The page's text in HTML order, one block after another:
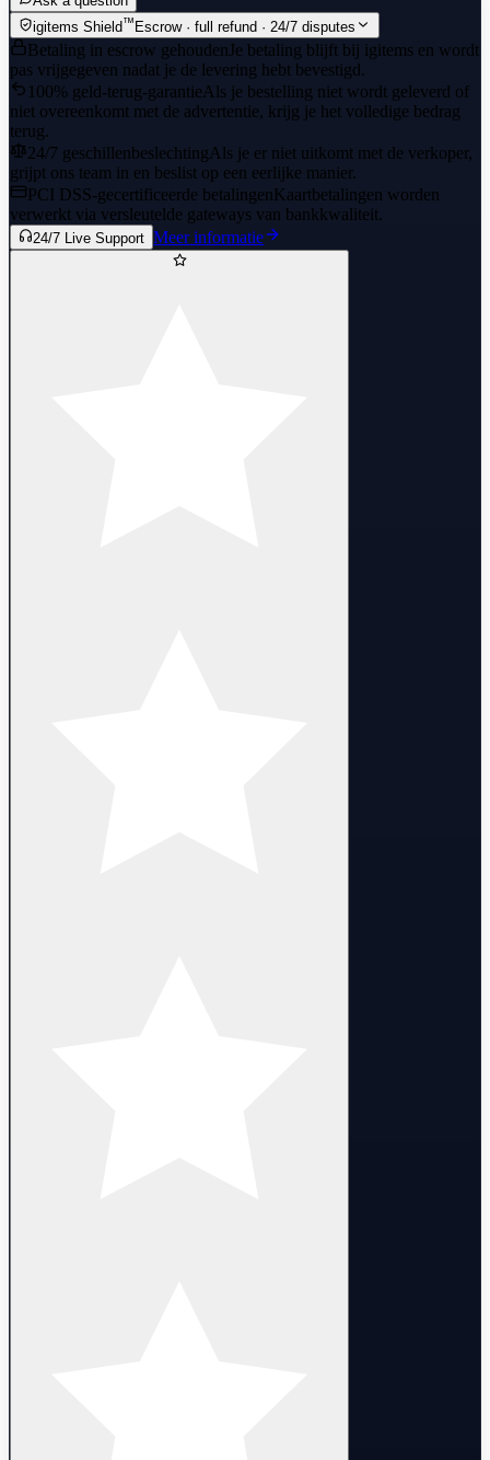
igitems Shield™ Escrow · full refund · 24/7 disputes
Betaling in escrow gehoudenJe betaling blijft bij igitems en wordt
pas vrijgegeven nadat je de levering hebt bevestigd.
100% geld-terug-garantieAls je bestelling niet wordt geleverd of
niet overeenkomt met de advertentie, krijg je het volledige bedrag
terug.
24/7 geschillenbeslechtingAls je er niet uitkomt met de verkoper,
grijpt ons team in en beslist op een eerlijke manier.
PCI DSS-gecertificeerde betalingenKaartbetalingen worden
verwerkt via versleutelde gateways van bankkwaliteit.
24/7 Live Support Meer informatie